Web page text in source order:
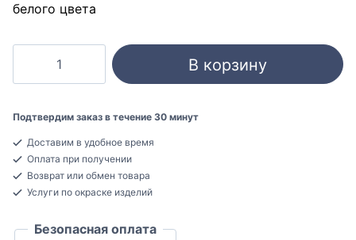
белого цвета
K-
Белый
Плинтус
напольный
16x127x2050
В корзину
Подтвердим заказ в течение 30 минут
Доставим в удобное время
Оплата при получении
Возврат или обмен товара
Услуги по окраске изделий
Безопасная оплата